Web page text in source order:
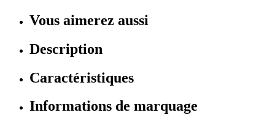
Vous aimerez aussi
Description
Caractéristiques
Informations de marquage